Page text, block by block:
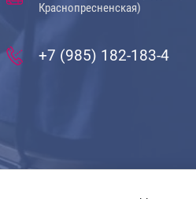
Краснопресненская)
+7 (985) 182-183-4